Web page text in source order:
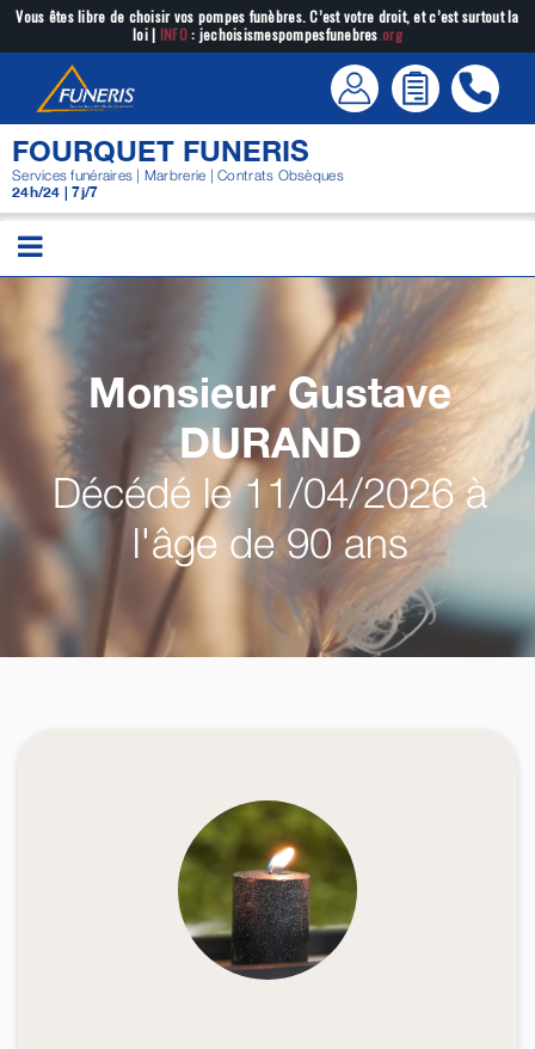
Passer
contenu
Vous êtes libre de choisir vos pompes funèbres. C’est votre droit, et c’est surtout la
loi | INFO: jechoisismespompesfunebres.org
FOURQUET FUNERIS
Services funéraires | Marbrerie | Contrats Obsèques
24h/24 | 7j/7
Monsieur Gustave
DURAND
Décédé le 11/04/2026 à
l'âge de 90 ans